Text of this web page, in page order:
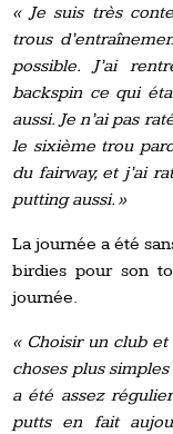
« Je suis très
trous
possible. J’ai
backspin ce qui
aussi. Je n’ai pas
le sixième trou
du fairway, et j’ai
putting aussi. »
La journée a été
birdies pour son
journée.
« Choisir un club
choses plus
a été assez
putts en fait